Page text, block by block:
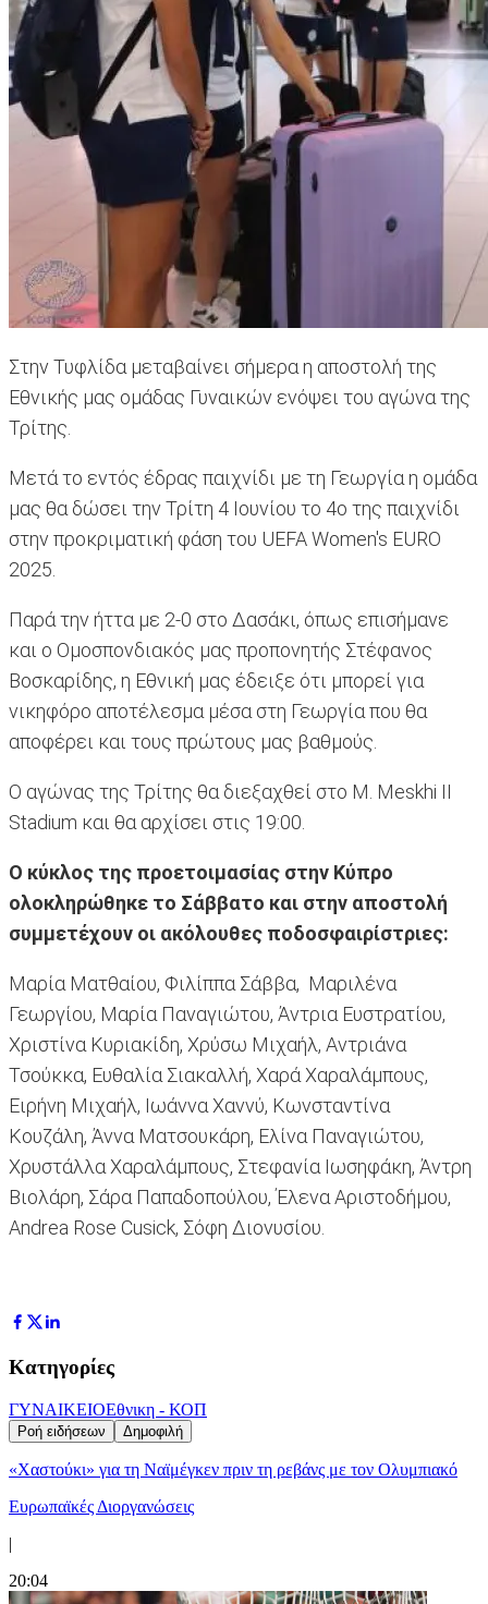
Στην Τυφλίδα μεταβαίνει σήμερα η αποστολή της
Εθνικής μας ομάδας Γυναικών ενόψει του αγώνα της
Τρίτης.
Μετά το εντός έδρας παιχνίδι με τη Γεωργία η ομάδα
μας θα δώσει την Τρίτη 4 Ιουνίου το 4ο της παιχνίδι
στην προκριματική φάση του UEFA Women's EURO
2025.
Παρά την ήττα με 2-0 στο Δασάκι, όπως επισήμανε
και ο Ομοσπονδιακός μας προπονητής Στέφανος
Βοσκαρίδης, η Εθνική μας έδειξε ότι μπορεί για
νικηφόρο αποτέλεσμα μέσα στη Γεωργία που θα
αποφέρει και τους πρώτους μας βαθμούς.
Ο αγώνας της Τρίτης θα διεξαχθεί στο M. Meskhi II
Stadium και θα αρχίσει στις 19:00.
Ο κύκλος της προετοιμασίας στην Κύπρο
ολοκληρώθηκε το Σάββατο και στην αποστολή
συμμετέχουν οι ακόλουθες ποδοσφαιρίστριες:
Μαρία Ματθαίου, Φιλίππα Σάββα, Μαριλένα
Γεωργίου, Μαρία Παναγιώτου, Άντρια Ευστρατίου,
Χριστίνα Κυριακίδη, Χρύσω Μιχαήλ, Αντριάνα
Τσούκκα, Ευθαλία Σιακαλλή, Χαρά Χαραλάμπους,
Ειρήνη Μιχαήλ, Ιωάννα Χαννύ, Κωνσταντίνα
Κουζάλη, Άννα Ματσουκάρη, Ελίνα Παναγιώτου,
Χρυστάλλα Χαραλάμπους, Στεφανία Ιωσηφάκη, Άντρη
Βιολάρη, Σάρα Παπαδοπούλου, Έλενα Αριστοδήμου,
Andrea Rose Cusick, Σόφη Διονυσίου.
Κατηγορίες
ΓΥΝΑΙΚΕΙΟΕθνικη - ΚΟΠ
Ροή ειδήσεων Δημοφιλή
«Χαστούκι» για τη Ναϊμέγκεν πριν τη ρεβάνς με τον Ολυμπιακό
Ευρωπαϊκές Διοργανώσεις
|
20:04